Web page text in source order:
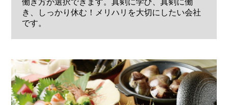
き、しっかり休む！メリハリを大切にしたい会社
です。